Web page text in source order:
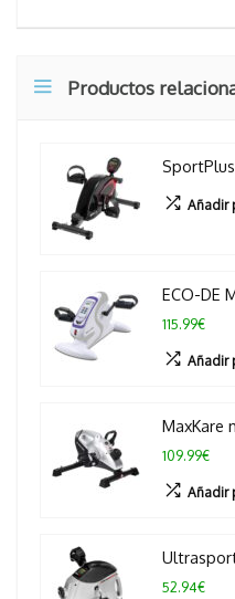
Productos
Añadir
ECO-DE
115.99€
Añadir
MaxKare
109.99€
Añadir
52.94€